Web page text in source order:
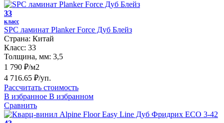
33
класс
SPC ламинат Planker Force Дуб Блейз
Страна: Китай
Класс: 33
Толщина, мм: 3,5
1 790 ₽/м2
4 716.65 ₽/уп.
Рассчитать стоимость
В избранное В избранном
Сравнить